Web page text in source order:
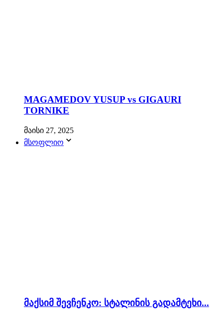
MAGAMEDOV YUSUP vs GIGAURI
TORNIKE
მაისი 27, 2025
მსოფლიო
მაქსიმ შევჩენკო: სტალინის გადამტეხი...